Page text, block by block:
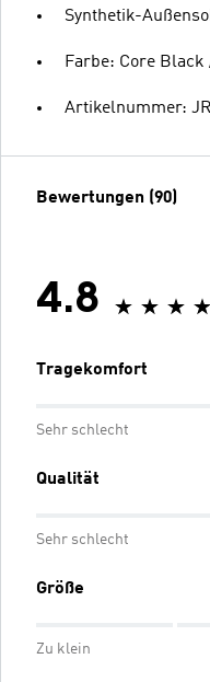
Synthetik-
Farbe: Core
Artikelnummer:
Bewertungen (90)
4.8
Tragekomfort
Sehr schlecht
Qualität
Sehr schlecht
Größe
Zu klein